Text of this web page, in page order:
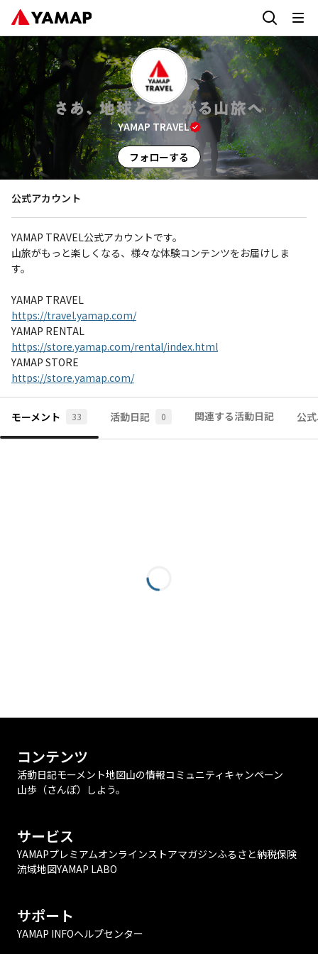
YAMAP TRAVEL
フォローする
公式アカウント
YAMAP TRAVEL公式アカウントです。
山旅がもっと楽しくなる、様々な体験コンテンツをお届けしま
す。
https://travel.yamap.com/
https://store.yamap.com/rental/index.html
https://store.yamap.com/
モーメント 33 活動日記 0 関連する活動日記 公
コンテンツ
活動日記モーメント地図山の情報コミュニティ キャンペーン
山歩（さんぽ）しよう。
サービス
YAMAPプレミアムオンラインストアマガジンふるさと納税保険
流域地図YAMAP LABO
サポート
YAMAP INFOヘルプセンター